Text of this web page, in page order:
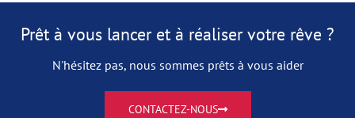
Prêt à vous lancer et à réaliser votre rêve ?
N'hésitez pas, nous sommes prêts à vous aider
CONTACTEZ-NOUS